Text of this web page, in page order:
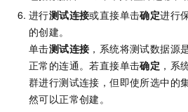
进行测试连接或直接单击确定进行
的创建。
单击测试连接 ，系统将测试数据源
正常的连通。若直接单击确定 ，系
群进行测试连接，但即使所选中的
然可以正常创建。